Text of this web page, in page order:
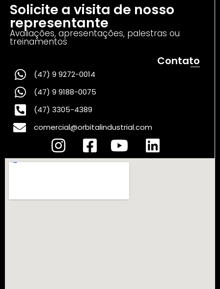
Solicite a visita de nosso
representante
Avaliações, apresentações, palestras ou
treinamentos
Contato
(47) 9 9272-0014
(47) 9 9188-0075
(47) 3305-4389
comercial@orbitalindustrial.com